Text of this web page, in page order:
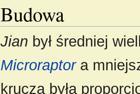
Budowa
Jian był średniej
Microraptora
krucza była